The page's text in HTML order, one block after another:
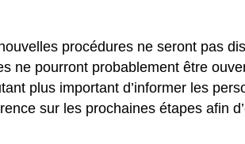
procédures ne seront pas
ne pourront probablement être
plus important d’informer les
sur les prochaines étapes afin